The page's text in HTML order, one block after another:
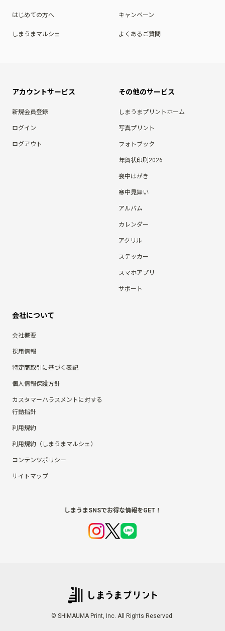
はじめての方へ キャンペーン
しまうまマルシェ よくあるご質問
アカウントサービス
新規会員登録
ログイン
ログアウト
その他のサービス
しまうまプリントホーム
写真プリント
フォトブック
年賀状印刷2026
喪中はがき
寒中見舞い
アルバム
カレンダー
アクリル
ステッカー
スマホアプリ
サポート
会社について
会社概要
採用情報
特定商取引に基づく表記
個人情報保護方針
カスタマーハラスメントに対する
行動指針
利用規約
利用規約（しまうまマルシェ）
コンテンツポリシー
サイトマップ
しまうまSNSでお得な情報をGET！
© SHIMAUMA Print, Inc. All Rights Reserved.